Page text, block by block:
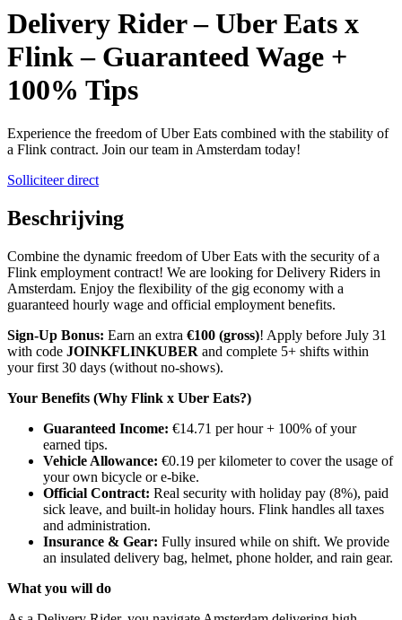
Delivery Rider – Uber Eats x
Flink – Guaranteed Wage +
100% Tips
Experience the freedom of Uber Eats combined with the stability of
a Flink contract. Join our team in Amsterdam today!
Solliciteer direct
Beschrijving
Combine the dynamic freedom of Uber Eats with the security of a
Flink employment contract! We are looking for Delivery Riders in
Amsterdam. Enjoy the flexibility of the gig economy with a
guaranteed hourly wage and official employment benefits.
Sign-Up Bonus: Earn an extra €100 (gross)! Apply before July 31
with code JOINKFLINKUBER and complete 5+ shifts within
your first 30 days (without no-shows).
Your Benefits (Why Flink x Uber Eats?)
Guaranteed Income: €14.71 per hour + 100% of your
earned tips.
Vehicle Allowance: €0.19 per kilometer to cover the usage of
your own bicycle or e-bike.
Official Contract: Real security with holiday pay (8%), paid
sick leave, and built-in holiday hours. Flink handles all taxes
and administration.
Insurance & Gear: Fully insured while on shift. We provide
an insulated delivery bag, helmet, phone holder, and rain gear.
What you will do